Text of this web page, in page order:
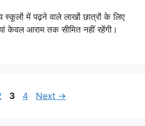
स्कूलों में पढ़ने वाले लाखों छात्रों के लिए
केवल आराम तक सीमित नहीं रहेंगी।
Page
3 Page
4 Next →